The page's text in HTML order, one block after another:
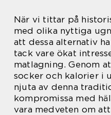
När vi tittar på
med olika nyttiga
att dessa alternativ
tack vare ökat
matlagning. Genom
socker och kalorier i
njuta av denna
kompromissa med
vara medveten om